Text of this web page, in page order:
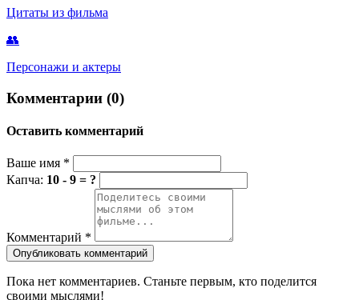
Цитаты из фильма
👥
Персонажи и актеры
Комментарии (0)
Оставить комментарий
Ваше имя *
Капча: 10 - 9 = ?
Комментарий *
Опубликовать комментарий
Пока нет комментариев. Станьте первым, кто поделится
своими мыслями!